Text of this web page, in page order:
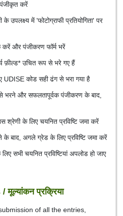
करें
के उपलक्ष्य में 'फोटोग्राफी प्रतियोगिता' पर
करें और पंजीकरण फॉर्म भरें
फ़ील्ड* उचित रूप से भरे गए हैं
कोड सही ढंग से भरा गया है
भरने और सफलतापूर्वक पंजीकरण के बाद,
के लिए चयनित प्रविष्टि जमा करें
बाद, अगले ग्रेड के लिए प्रविष्टि जमा करें
सभी चयनित प्रविष्टियां अपलोड हो जाए
प्रक्रिया
of all the entries,